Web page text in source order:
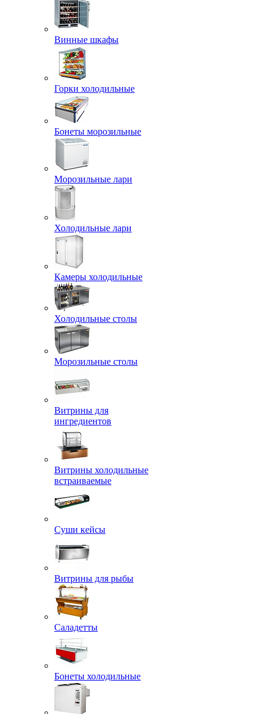
Винные шкафы
Горки холодильные
Бонеты морозильные
Морозильные лари
Холодильные лари
Камеры холодильные
Холодильные столы
Морозильные столы
Витрины для
ингредиентов
Витрины холодильные
встраиваемые
Суши кейсы
Витрины для рыбы
Саладетты
Бонеты холодильные